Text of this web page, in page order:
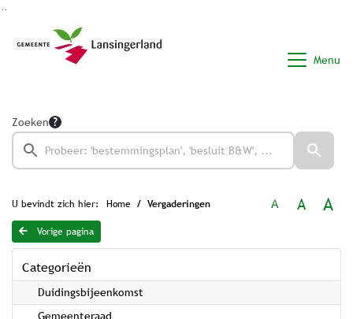
Menu
Zoeken
U bevindt zich hier: Home Vergaderingen A A A
Vorige pagina
Categorieën
Duidingsbijeenkomst
Gemeenteraad